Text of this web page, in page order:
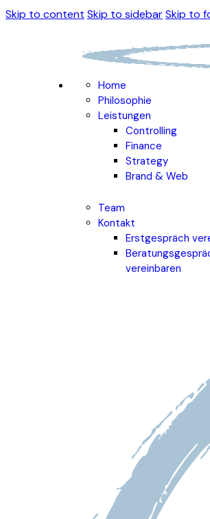
Skip to content Skip to sidebarSkip to
Home
Philosophie
Leistungen
Controlling
Finance
Strategy
Brand & Web
Team
Kontakt
Erstgespräch
vereinbaren